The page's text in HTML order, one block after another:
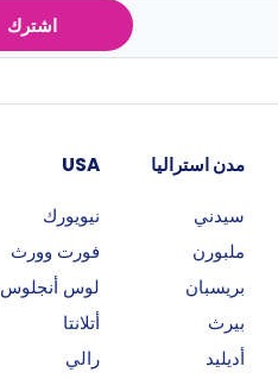
اشترك
مدن استراليا
سيدني
ملبورن
بريسبان
بيرث
أديليد
USA
نيويورك
فورت وورث
لوس أنجلوس
أتلانتا
رالي